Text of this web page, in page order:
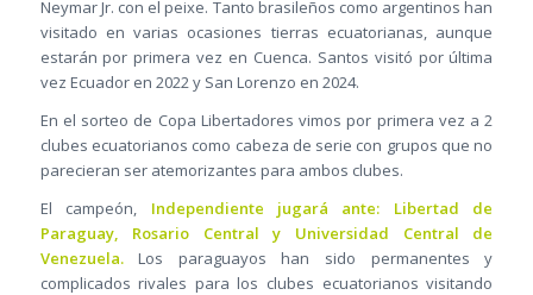
Neymar Jr. con el peixe. Tanto brasileños como argentinos han
visitado en varias ocasiones tierras ecuatorianas, aunque
estarán por primera vez en Cuenca. Santos visitó por última
vez Ecuador en 2022 y San Lorenzo en 2024.
En el sorteo de Copa Libertadores vimos por primera vez a 2
clubes ecuatorianos como cabeza de serie con grupos que no
parecieran ser atemorizantes para ambos clubes.
El campeón, Independiente jugará ante: Libertad de
Paraguay, Rosario Central y Universidad Central de
Venezuela.Los paraguayos han sido permanentes y
complicados rivales para los clubes ecuatorianos visitando